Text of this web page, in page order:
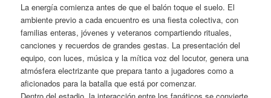
La energía comienza antes de que el balón toque el suelo. El
ambiente previo a cada encuentro es una fiesta colectiva, con
familias enteras, jóvenes y veteranos compartiendo rituales,
canciones y recuerdos de grandes gestas. La presentación del
equipo, con luces, música y la mítica voz del locutor, genera una
atmósfera electrizante que prepara tanto a jugadores como a
aficionados para la batalla que está por comenzar.
Dentro del estadio, la interacción entre los fanáticos se convierte